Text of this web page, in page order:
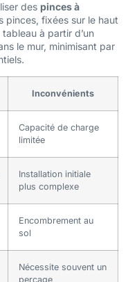
des pinces à
pinces, fixées sur le haut
à partir d’un
le mur, minimisant par
Inconvénients
Capacité de charge
limitée
Installation initiale
plus complexe
Encombrement au
sol
Nécessite souvent un
perçage